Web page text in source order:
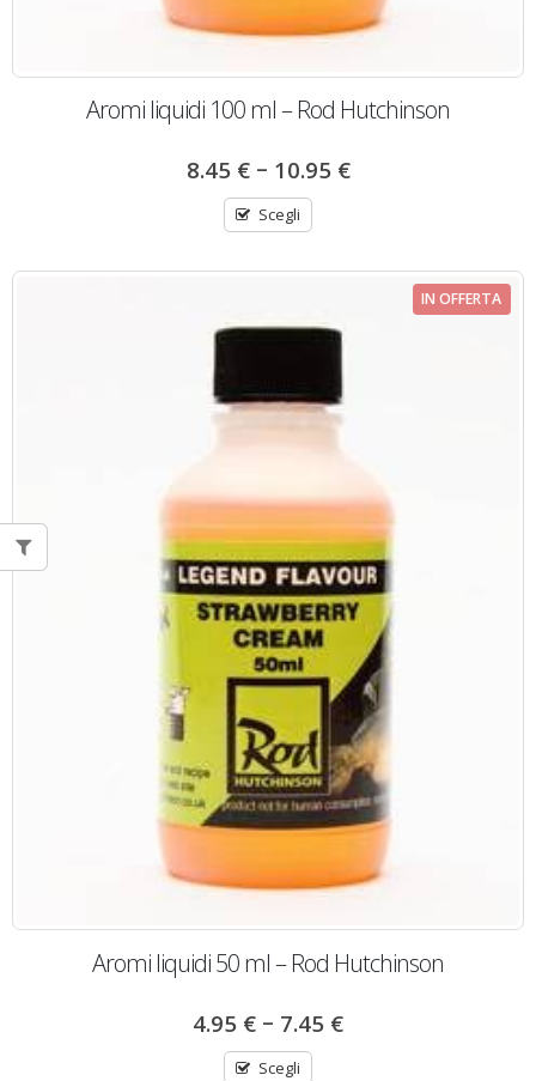
Aromi liquidi 100 ml – Rod Hutchinson
8.45 €– 10.95 €
Scegli
IN OFFERTA
Aromi liquidi 50 ml – Rod Hutchinson
4.95 € – 7.45 €
Scegli